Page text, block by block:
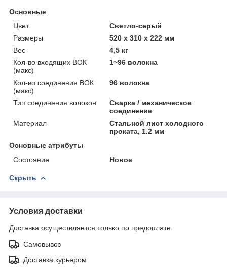
Основные
Цвет
Светло-серый
Размеры
520 х 310 х 222 мм
Вес
4,5 кг
Кол-во входящих ВОК
(макс)
1~96 волокна
Кол-во соединения ВОК
(макс)
96 волокна
Тип соединения волокон
Сварка / механическое
соединение
Материал
Стальной лист холодного
проката, 1.2 мм
Основные атрибуты
Состояние
Новое
Скрыть
Условия доставки
Доставка осуществляется только по предоплате.
Самовывоз
Доставка курьером